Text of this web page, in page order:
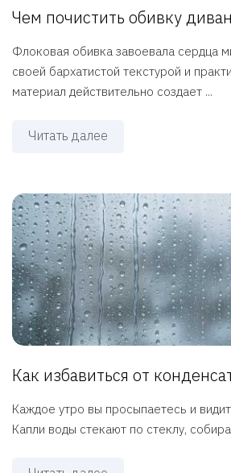
Чем почистить обивку
Флоковая обивка завоевала сердца
своей бархатистой текстурой и
материал действительно создает ...
Читать далее
Как избавиться от
Каждое утро вы просыпаетесь и
Капли воды стекают по стеклу,